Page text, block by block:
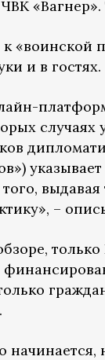
«воинской
и в гостях.
–